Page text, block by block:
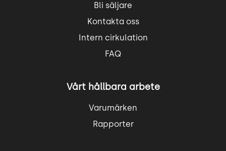
Bli säljare
Kontakta oss
Intern cirkulation
FAQ
Vårt hållbara arbete
Varumärken
Rapporter